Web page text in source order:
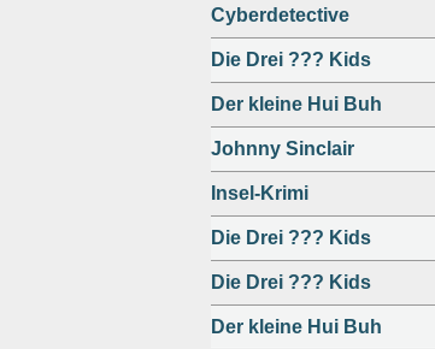
Cyberdetective
Die Drei ??? Kids
Der kleine Hui Buh
Johnny Sinclair
Insel-Krimi
Die Drei ??? Kids
Die Drei ??? Kids
Der kleine Hui Buh